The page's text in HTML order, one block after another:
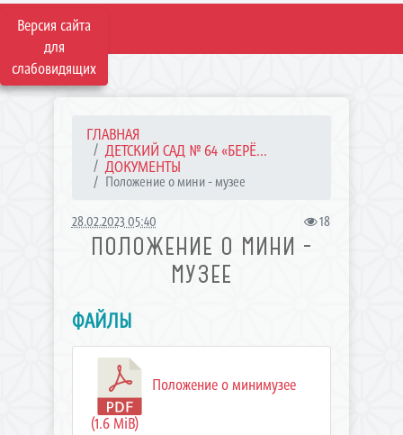
Версия сайта
для
слабовидящих
ГЛАВНАЯ
ДЕТСКИЙ САД № 64 «БЕРЁ...
ДОКУМЕНТЫ
Положение о мини - музее
28.02.2023 05:40 18
ПОЛОЖЕНИЕ О МИНИ -
МУЗЕЕ
ФАЙЛЫ
Положение о минимузее
(1.6 MiB)